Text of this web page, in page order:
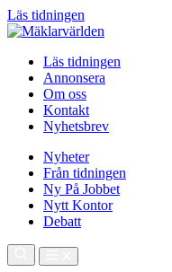
Läs tidningen
Läs tidningen
Annonsera
Om oss
Kontakt
Nyhetsbrev
Nyheter
Från tidningen
Ny På Jobbet
Nytt Kontor
Debatt